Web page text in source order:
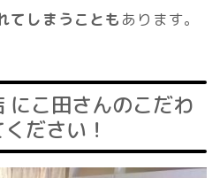
てしまうことも あります。
にこ田さんのこだわ
ださい！